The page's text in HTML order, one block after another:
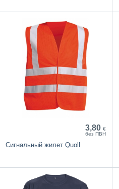
3,80 €
без ПВН
Сигнальный жилет Quoll